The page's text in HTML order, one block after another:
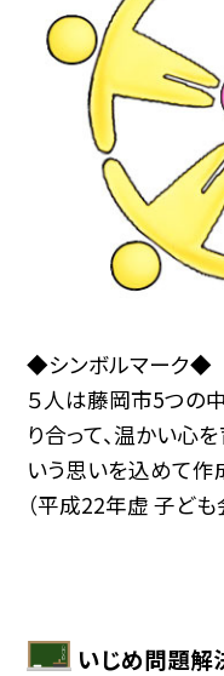
◆シンボルマーク◆
５人は藤岡市5つの
り合って、温かい心
いう思いを込めて作
（平成22年虚 子ども
いじめ問題解